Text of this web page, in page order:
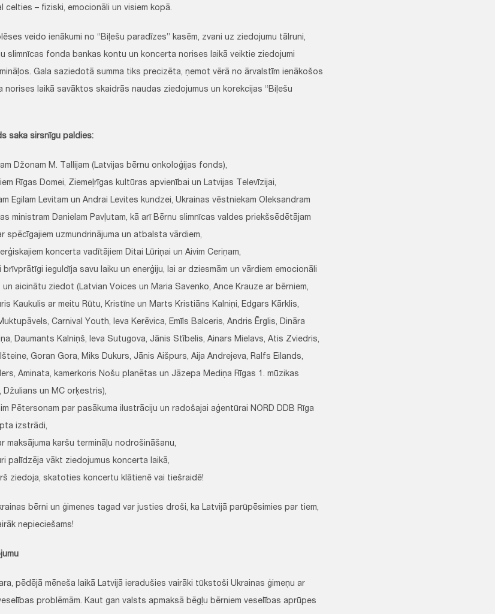
celties – fiziski, emocionāli un visiem kopā.
veido ienākumi no “Biļešu paradīzes” kasēm, zvani uz ziedojumu tālruni,
slimnīcas fonda bankas kontu un koncerta norises laikā veiktie ziedojumi
Gala saziedotā summa tiks precizēta, ņemot vērā no ārvalstīm ienākošos
norises laikā savāktos skaidrās naudas ziedojumus un korekcijas “Biļešu
saka sirsnīgu paldies:
Džonam M. Tallijam (Latvijas bērnu onkoloģijas fonds),
Rīgas Domei, Ziemeļrīgas kultūras apvienībai un Latvijas Televīzijai,
Egilam Levitam un Andrai Levites kundzei, Ukrainas vēstniekam Oleksandram
ministram Danielam Pavļutam, kā arī Bērnu slimnīcas valdes priekšsēdētājam
spēcīgajiem uzmundrinājuma un atbalsta vārdiem,
koncerta vadītājiem Ditai Lūriņai un Aivim Ceriņam,
brīvprātīgi ieguldīja savu laiku un enerģiju, lai ar dziesmām un vārdiem emocionāli
aicinātu ziedot (Latvian Voices un Maria Savenko, Ance Krauze ar bērniem,
Kaukulis ar meitu Rūtu, Kristīne un Marts Kristiāns Kalniņi, Edgars Kārklis,
Carnival Youth, Ieva Kerēvica, Emīls Balceris, Andris Ērglis, Dināra
Daumants Kalniņš, Ieva Sutugova, Jānis Stībelis, Ainars Mielavs, Atis Zviedris,
Goran Gora, Miks Dukurs, Jānis Aišpurs, Aija Andrejeva, Ralfs Eilands,
Aminata, kamerkoris Nošu planētas un Jāzepa Mediņa Rīgas 1. mūzikas
un MC orķestris),
Pētersonam par pasākuma ilustrāciju un radošajai aģentūrai NORD DDB Rīga
izstrādi,
maksājuma karšu termināļu nodrošināšanu,
palīdzēja vākt ziedojumus koncerta laikā,
ziedoja, skatoties koncertu klātienē vai tiešraidē!
bērni un ģimenes tagad var justies droši, ka Latvijā parūpēsimies par tiem,
nepieciešams!
pēdējā mēneša laikā Latvijā ieradušies vairāki tūkstoši Ukrainas ģimeņu ar
problēmām. Kaut gan valsts apmaksā bēgļu bērniem veselības aprūpes